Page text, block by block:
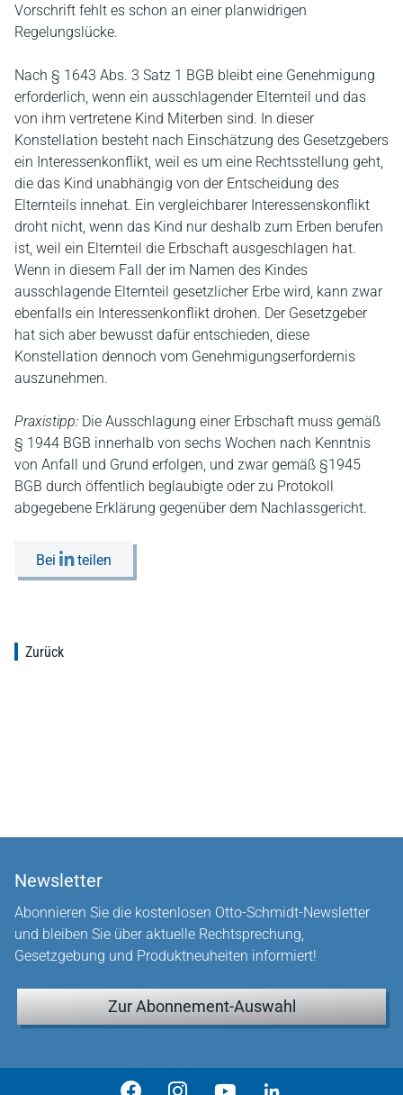
Vorschrift fehlt es schon an einer planwidrigen
Regelungslücke.
Nach § 1643 Abs. 3 Satz 1 BGB bleibt eine Genehmigung
erforderlich, wenn ein ausschlagender Elternteil und das
von ihm vertretene Kind Miterben sind. In dieser
Konstellation besteht nach Einschätzung des Gesetzgebers
ein Interessenkonflikt, weil es um eine Rechtsstellung geht,
die das Kind unabhängig von der Entscheidung des
Elternteils innehat. Ein vergleichbarer Interessenskonflikt
droht nicht, wenn das Kind nur deshalb zum Erben berufen
ist, weil ein Elternteil die Erbschaft ausgeschlagen hat.
Wenn in diesem Fall der im Namen des Kindes
ausschlagende Elternteil gesetzlicher Erbe wird, kann zwar
ebenfalls ein Interessenkonflikt drohen. Der Gesetzgeber
hat sich aber bewusst dafür entschieden, diese
Konstellation dennoch vom Genehmigungserfordernis
auszunehmen.
Praxistipp: Die Ausschlagung einer Erbschaft muss gemäß
§ 1944 BGB innerhalb von sechs Wochen nach Kenntnis
von Anfall und Grund erfolgen, und zwar gemäß §1945
BGB durch öffentlich beglaubigte oder zu Protokoll
abgegebene Erklärung gegenüber dem Nachlassgericht.
Bei teilen
Zurück
Newsletter
Abonnieren Sie die kostenlosen Otto-Schmidt-Newsletter
und bleiben Sie über aktuelle Rechtsprechung,
Gesetzgebung und Produktneuheiten informiert!
Zur Abonnement-Auswahl